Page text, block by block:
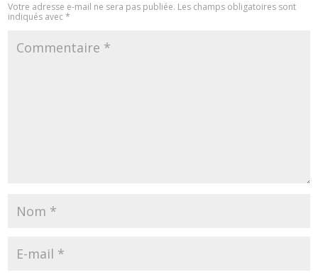
Votre adresse e-mail ne sera pas publiée. Les champs obligatoires sont
indiqués avec*